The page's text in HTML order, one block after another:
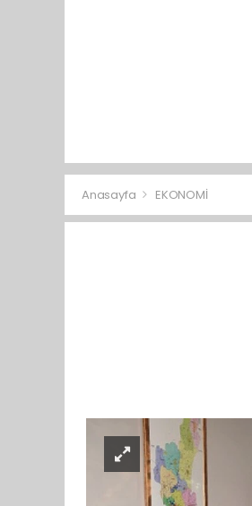
Anasayfa EKONOMİ